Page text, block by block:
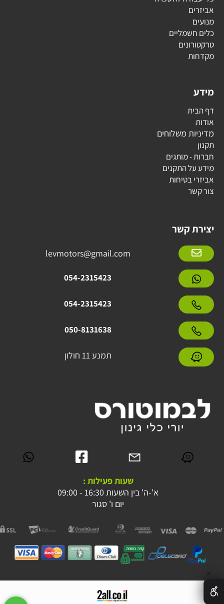
אביזרים
מנועים
כלים חשמליים
טרקטורונים
מקדחות
מידע
דף הבית
אודות
מדיניות משלוחים
תקנון
חברות - מותגים
מידע על התקנים
אביזרי בטיחות
צור קשר
יצירת קשר
levmotors@gmail.com
054-2315423
054-2315423
050-8131638
תמנע 11 חולון
שעות פעילות :
א'-ה' בין השעות 16:30 - 09:00
יום ו' סגור